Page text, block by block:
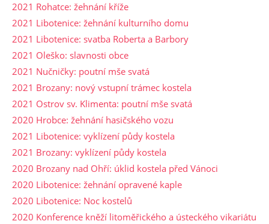
2021 Rohatce: žehnání kříže
2021 Libotenice: žehnání kulturního domu
2021 Libotenice: svatba Roberta a Barbory
2021 Oleško: slavnosti obce
2021 Nučničky: poutní mše svatá
2021 Brozany: nový vstupní trámec kostela
2021 Ostrov sv. Klimenta: poutní mše svatá
2020 Hrobce: žehnání hasičského vozu
2021 Libotenice: vyklízení půdy kostela
2021 Brozany: vyklízení půdy kostela
2020 Brozany nad Ohří: úklid kostela před Vánoci
2020 Libotenice: žehnání opravené kaple
2020 Libotenice: Noc kostelů
2020 Konference kněží litoměřického a ústeckého vikariátu